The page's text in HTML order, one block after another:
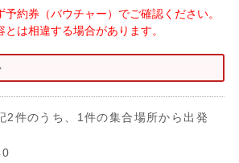
約券（バウチャー）でご確認ください。
は相違する場合があります。
2件のうち、1件の集合場所から出発